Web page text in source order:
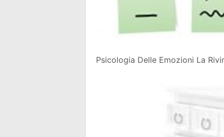
Psicologia Delle Emozioni La